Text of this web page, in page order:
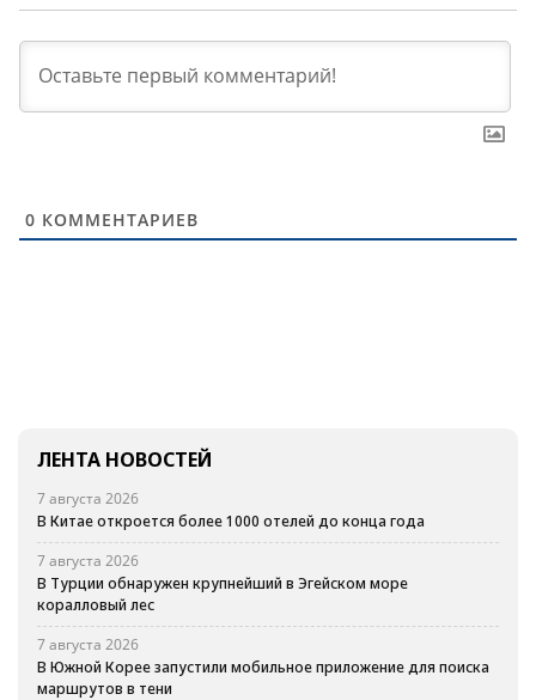
0 КОММЕНТАРИЕВ
ЛЕНТА НОВОСТЕЙ
7 августа 2026
В Китае откроется более 1000 отелей до конца года
7 августа 2026
В Турции обнаружен крупнейший в Эгейском море
коралловый лес
7 августа 2026
В Южной Корее запустили мобильное приложение для поиска
маршрутов в тени